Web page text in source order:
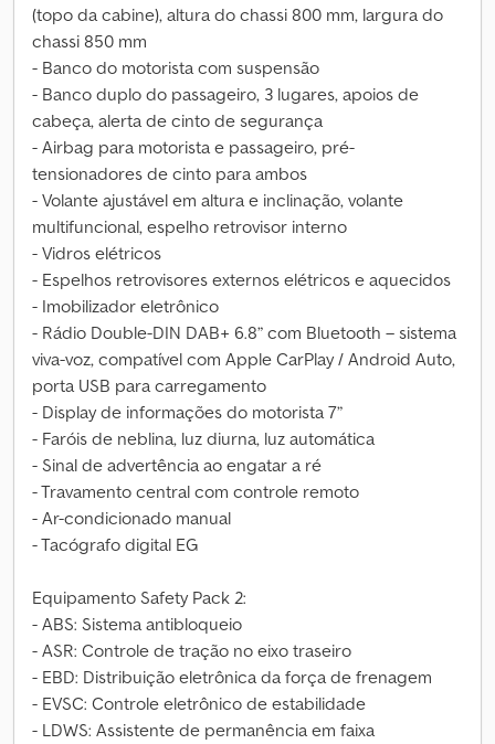
(topo da cabine), altura do chassi 800 mm, largura do
chassi 850 mm
- Banco do motorista com suspensão
- Banco duplo do passageiro, 3 lugares, apoios de
cabeça, alerta de cinto de segurança
- Airbag para motorista e passageiro, pré-
tensionadores de cinto para ambos
- Volante ajustável em altura e inclinação, volante
multifuncional, espelho retrovisor interno
- Vidros elétricos
- Espelhos retrovisores externos elétricos e aquecidos
- Imobilizador eletrônico
- Rádio Double-DIN DAB+ 6.8” com Bluetooth – sistema
viva-voz, compatível com Apple CarPlay / Android Auto,
porta USB para carregamento
- Display de informações do motorista 7”
- Faróis de neblina, luz diurna, luz automática
- Sinal de advertência ao engatar a ré
- Travamento central com controle remoto
- Ar-condicionado manual
- Tacógrafo digital EG
Equipamento Safety Pack 2:
- ABS: Sistema antibloqueio
- ASR: Controle de tração no eixo traseiro
- EBD: Distribuição eletrônica da força de frenagem
- EVSC: Controle eletrônico de estabilidade
- LDWS: Assistente de permanência em faixa